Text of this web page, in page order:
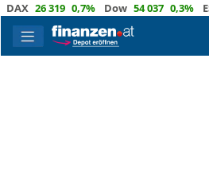
26 319 0,7% Dow 54 037 0,3%